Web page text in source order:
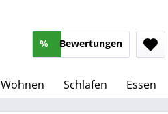
% Bewertungen
Wohnen Schlafen Essen